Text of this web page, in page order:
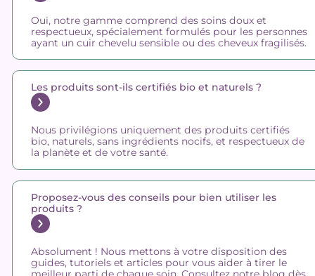
Oui, notre gamme comprend des soins doux et
respectueux, spécialement formulés pour les personnes
ayant un cuir chevelu sensible ou des cheveux fragilisés.
Les produits sont-ils certifiés bio et naturels ?
Nous privilégions uniquement des produits certifiés
bio, naturels, sans ingrédients nocifs, et respectueux de
la planète et de votre santé.
Proposez-vous des conseils pour bien utiliser les
produits ?
Absolument ! Nous mettons à votre disposition des
guides, tutoriels et articles pour vous aider à tirer le